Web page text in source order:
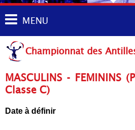
MENU
Championnat des
MASCULINS - FEMININS
Classe C)
Date à définir